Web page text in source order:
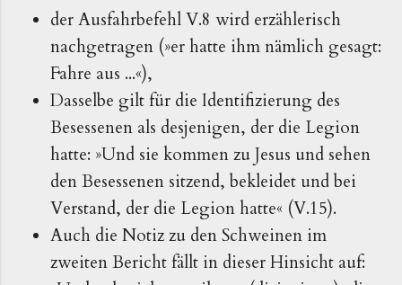
der Ausfahrbefehl V.8 wird erzählerisch
nachgetragen (»er hatte ihm nämlich gesagt:
Fahre aus ...«),
Dasselbe gilt für die Identifizierung des
Besessenen als desjenigen, der die Legion
hatte: »Und sie kommen zu Jesus und sehen
den Besessenen sitzend, bekleidet und bei
Verstand, der die Legion hatte« (V.15).
Auch die Notiz zu den Schweinen im
zweiten Bericht fällt in dieser Hinsicht auf: